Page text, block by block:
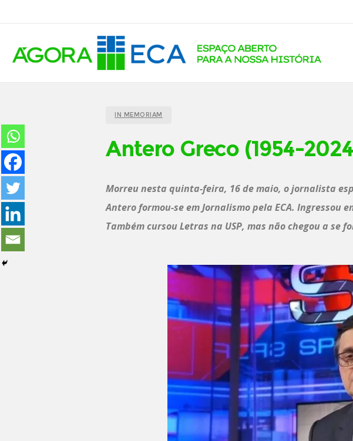
IN MEMORIAM
Antero Greco (1954-
Morreu nesta quinta-feira, 16 de maio, o jornalista
Antero formou-se em Jornalismo pela ECA. Ingressou
Também cursou Letras na USP, mas não chegou a se